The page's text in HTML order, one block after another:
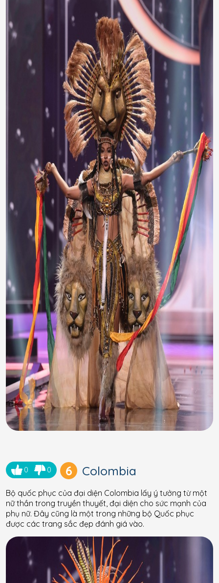
0 0 6 Colombia
Bộ quốc phục của đại diện Colombia lấy ý tưởng từ một
nữ thần trong truyền thuyết, đại diện cho sức mạnh của
phụ nữ. Đây cũng là một trong những bộ Quốc phục
được các trang sắc đẹp đánh giá vào.